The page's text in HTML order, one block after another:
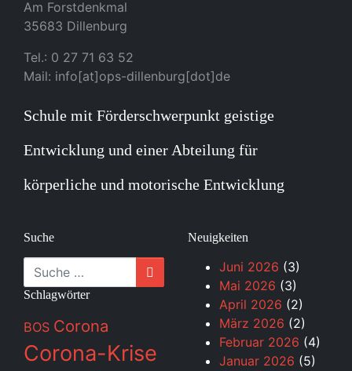
Am Forstdenkmal
35683 Dillenburg
Tel.: 0 27 71 63 52
Mail: info[at]ops-dillenburg[dot]de
Schule mit Förderschwerpunkt geistige
Entwicklung und einer Abteilung für
körperliche und motorische Entwicklung
Suche
Suche
Schlagwörter
BOS Corona
Corona-Krise
Neuigkeiten
Juni 2026 (3)
Mai 2026 (3)
April 2026 (2)
März 2026 (2)
Februar 2026 (4)
Januar 2026 (5)